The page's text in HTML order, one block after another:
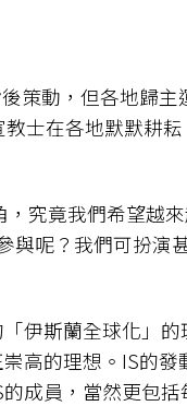
策動，但各地歸
士在各地默默耕
究竟我們希望越
與呢？我們可扮演
伊斯蘭全球化」
高的理想。IS的
成員，當然更包